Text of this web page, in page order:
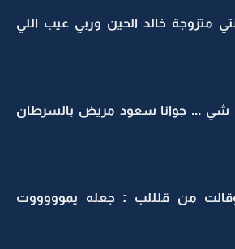
متزوجة خالد الحين وربي عيب اللي
شي ... جوانا سعود مريض بالسرطان
وقالت من قلللب : جعله يموووووت